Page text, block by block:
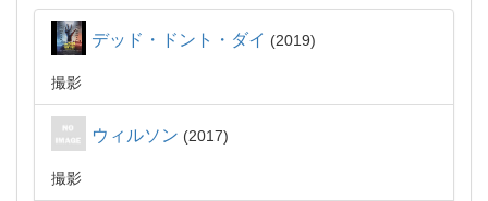
デッド・ドント・ダイ 2019
撮影
ウィルソン 2017
撮影